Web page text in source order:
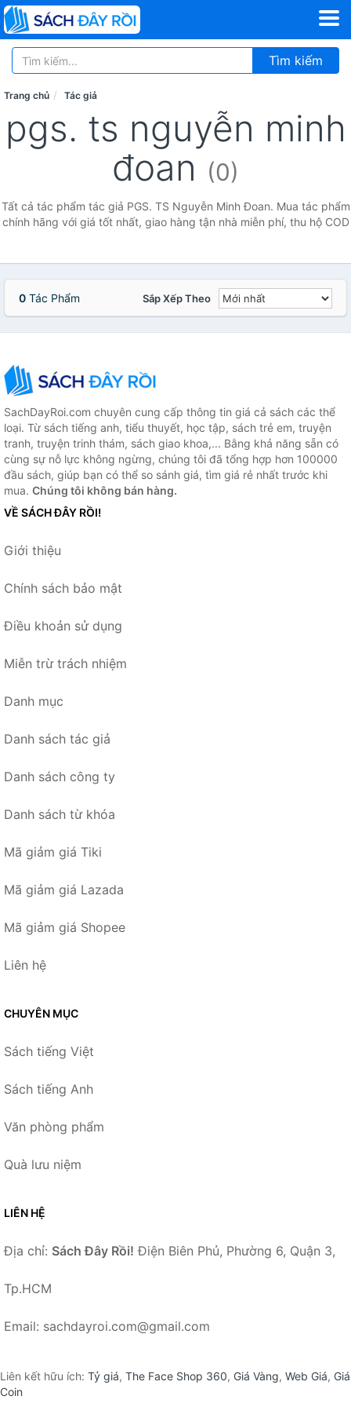
Tìm kiếm
Trang chủ Tác giả
pgs. ts nguyễn minh
đoan (0)
Tất cả tác phẩm tác giả PGS. TS Nguyễn Minh Đoan. Mua tác phẩm
chính hãng với giá tốt nhất, giao hàng tận nhà miễn phí, thu hộ COD
0 Tác Phẩm Sắp Xếp Theo
SachDayRoi.com chuyên cung cấp thông tin giá cả sách các thể
loại. Từ sách tiếng anh, tiểu thuyết, học tập, sách trẻ em, truyện
tranh, truyện trinh thám, sách giao khoa,... Bằng khả năng sẵn có
cùng sự nỗ lực không ngừng, chúng tôi đã tổng hợp hơn 100000
đầu sách, giúp bạn có thể so sánh giá, tìm giá rẻ nhất trước khi
mua. Chúng tôi không bán hàng.
VỀ SÁCH ĐÂY RỒI!
Giới thiệu
Chính sách bảo mật
Điều khoản sử dụng
Miễn trừ trách nhiệm
Danh mục
Danh sách tác giả
Danh sách công ty
Danh sách từ khóa
Mã giảm giá Tiki
Mã giảm giá Lazada
Mã giảm giá Shopee
Liên hệ
CHUYÊN MỤC
Sách tiếng Việt
Sách tiếng Anh
Văn phòng phẩm
Quà lưu niệm
LIÊN HỆ
Địa chỉ: Sách Đây Rồi! Điện Biên Phủ, Phường 6, Quận 3,
Tp.HCM
Email: sachdayroi.com@gmail.com
Liên kết hữu ích: Tỷ giá, The Face Shop 360, Giá Vàng, Web Giá, Giá
Coin